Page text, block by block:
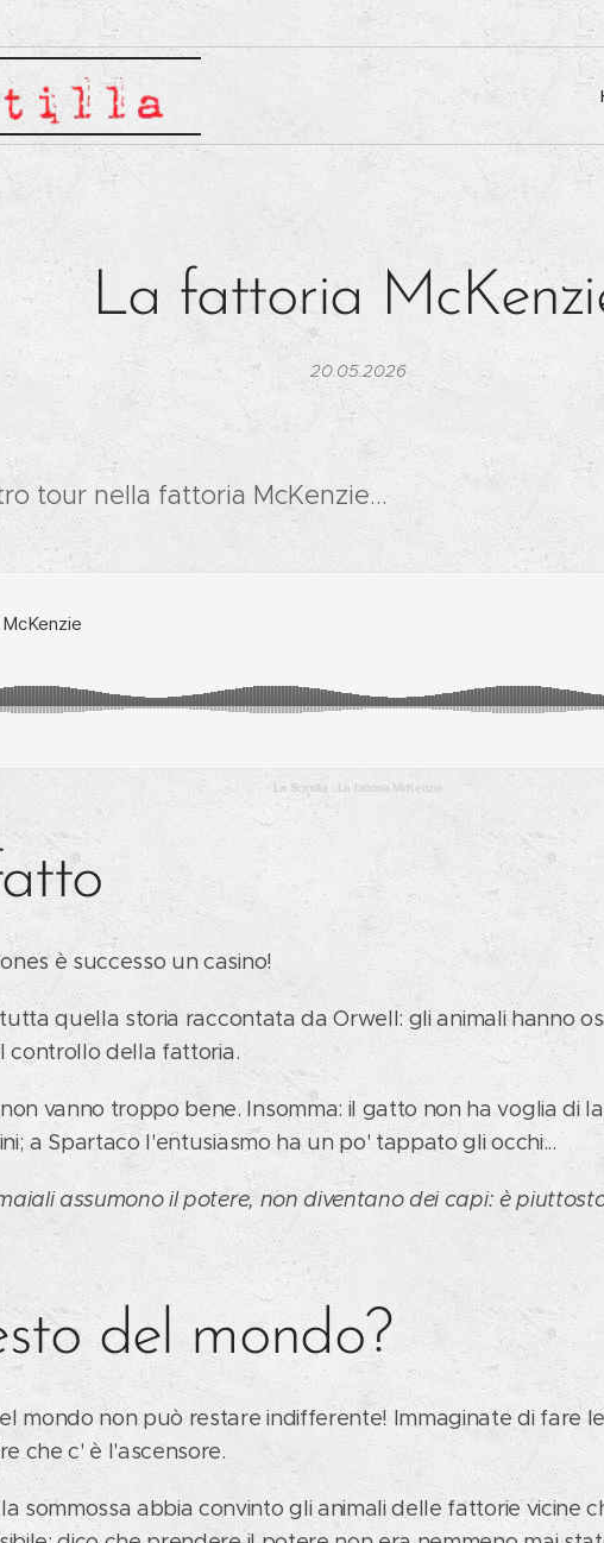
La fattoria
20.05.2026
tour nella fattoria McKenzie...
La Scintilla · La fattoria McKenzie
è successo un casino!
tutta quella storia raccontata da Orwell: gli animali hanno
controllo della fattoria.
vanno troppo bene. Insomma: il gatto non ha voglia di
a Spartaco l'entusiasmo ha un po' tappato gli occhi...
assumono il potere, non diventano dei capi: è
del mondo?
mondo non può restare indifferente! Immaginate di fare
che c' è l'ascensore.
sommossa abbia convinto gli animali delle fattorie vicine